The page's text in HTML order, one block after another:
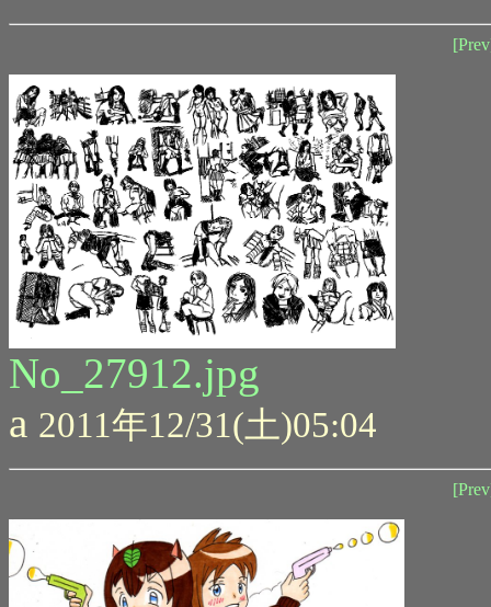
No_27912.jpg
a 2011年12/31(土)05:04